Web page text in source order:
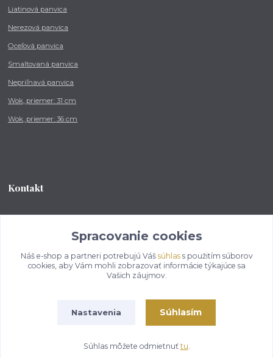
Liatinová panvica
Nerezová panvica
Oceľová panvica
Smaltovaná panvica
Nepriľnavá panvica
Wok, priemer: 31 cm
Wok, priemer: 36 cm
Kontakt
od 8:00 - do 16:00 hod
info@kotlikovesupravy.sk
Vytvorené na
Eshop-rychlo.sk
Spracovanie cookies
Náš e-shop a partneri potrebujú Váš súhlass použitím súborov
cookies, aby Vám mohli zobrazovať informácie týkajúce sa
Vašich záujmov.
Nastavenia Súhlasím
Súhlas môžete odmietnuť tu